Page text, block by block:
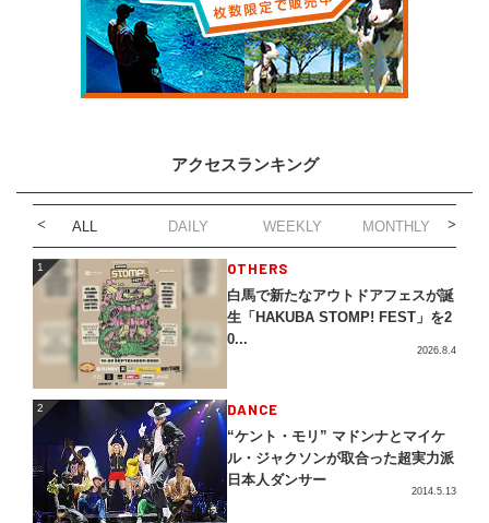
アクセスランキング
ALL DAILY WEEKLY MONTHLY
1 OTHERS
白馬で新たなアウトドアフェスが誕
生「HAKUBA STOMP! FEST」を2
0...
2026.8.4
2 DANCE
“ケント・モリ” マドンナとマイケ
ル・ジャクソンが取合った超実力派
日本人ダンサー
2014.5.13